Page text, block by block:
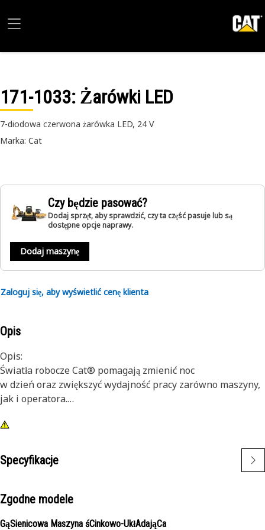
171-1033: Żarówki LED
7-diodowa czerwona żarówka LED, 24 V
Marka: Cat
Czy będzie pasować?
Dodaj sprzęt, aby sprawdzić, czy ta część pasuje lub są
dostępne opcje naprawy.
Dodaj maszynę
Zaloguj się, aby wyświetlić cenę klienta
Opis
Opis:
Światła robocze Cat® pomagają zmienić noc
w dzień oraz zwiększyć wydajność pracy zarówno maszyny,
jak i operatora.
Cechy:
aby spełniać wymagania dotyczące poziomów drgań
zarówno w przypadku dużych, jak i małych maszyn.
maszynach znajdujących się we flocie oraz zastosować w
Specyfikacje
Zgodne modele
GąSienicowa Maszyna śCinkowo-UkłAdająCa